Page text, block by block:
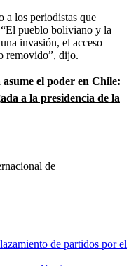
a los periodistas que
pueblo boliviano y la
invasión, el acceso
removido”, dijo.
el poder en Chile:
a la presidencia de la
de
de partidos por el